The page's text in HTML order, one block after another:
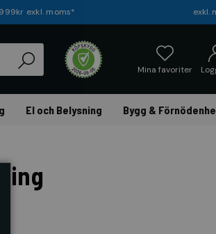
exkl.
exkl. moms*
Mina favoriter
El och Belysning Bygg &